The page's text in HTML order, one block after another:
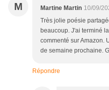
M Martine Martin 10/09/
Très jolie poésie
beaucoup. J'ai terminé
commenté sur Amazon.
de semaine prochaine.
Répondre